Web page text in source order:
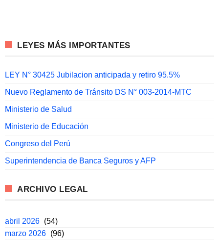
LEYES MÁS IMPORTANTES
LEY N° 30425 Jubilacion anticipada y retiro 95.5%
Nuevo Reglamento de Tránsito DS N° 003-2014-MTC
Ministerio de Salud
Ministerio de Educación
Congreso del Perú
Superintendencia de Banca Seguros y AFP
ARCHIVO LEGAL
abril 2026 (54)
marzo 2026 (96)